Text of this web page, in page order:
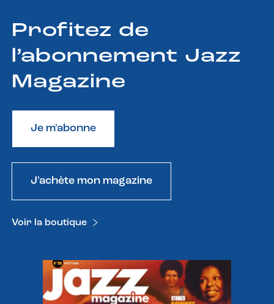
Profitez de
l’abonnement Jazz
Magazine
Je m'abonne
J'achète mon magazine
Voir la boutique